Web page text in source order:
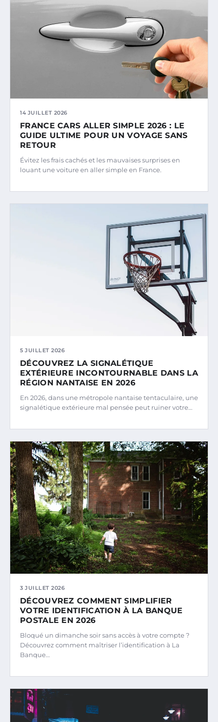
14 JUILLET 2026
FRANCE CARS ALLER SIMPLE 2026 : LE
GUIDE ULTIME POUR UN VOYAGE SANS
RETOUR
Évitez les frais cachés et les mauvaises surprises en
louant une voiture en aller simple en France.
5 JUILLET 2026
DÉCOUVREZ LA SIGNALÉTIQUE
EXTÉRIEURE INCONTOURNABLE DANS LA
RÉGION NANTAISE EN 2026
En 2026, dans une métropole nantaise tentaculaire, une
signalétique extérieure mal pensée peut ruiner votre…
3 JUILLET 2026
DÉCOUVREZ COMMENT SIMPLIFIER
VOTRE IDENTIFICATION À LA BANQUE
POSTALE EN 2026
Bloqué un dimanche soir sans accès à votre compte ?
Découvrez comment maîtriser l’identification à La
Banque…